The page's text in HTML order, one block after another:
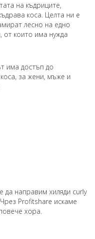
на къдриците,
коса. Целта ни е
лесно на едно
от които има нужда
има достъп до
за жени, мъже и
да направим хиляди curly
Profitshare искаме
хора.